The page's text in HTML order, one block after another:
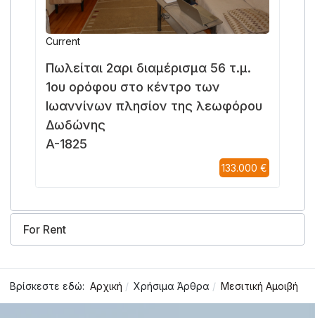
Current
Πωλείται 2αρι διαμέρισμα 56 τ.μ.
1ου ορόφου στο κέντρο των
Ιωαννίνων πλησίον της λεωφόρου
Δωδώνης
A-1825
133.000 €
For Rent
Βρίσκεστε εδώ: Αρχική Χρήσιμα Άρθρα Μεσιτική Αμοιβή